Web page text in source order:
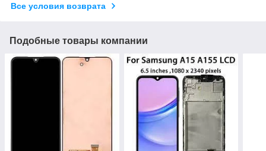
Все условия возврата
Подобные товары компании